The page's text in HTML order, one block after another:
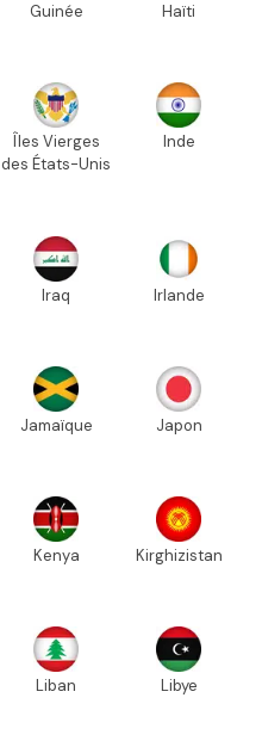
Guinée Haïti
Îles Vierges
des États-Unis
Inde
Iraq Irlande
Jamaïque Japon
Kenya Kirghizistan
Liban Libye